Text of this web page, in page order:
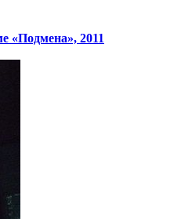
«Подмена», 2011